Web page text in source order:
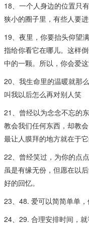
18、一个人身边的位置只
狭小的圈子里，有些人要
19、夜里，你要抬头仰望
指给你看它在哪儿。这样
中的一颗。所以，你会爱
20、我生命里的温暖就那
叫我以后怎么再对别人笑
21、曾经以为念念不忘的
教会我们任何东西，却教
最让人膜拜的地方就在于它
22、曾经笑过，为你的点
虽是有缘无份，但愿在以
好的回忆。
23、48. 爱可以简简单单，
24、29. 合理安排时间，就